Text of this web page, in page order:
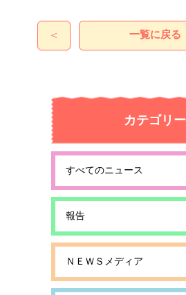
＜ 一覧に戻る
カテゴリー
すべてのニュース
報告
ＮＥＷＳメディア